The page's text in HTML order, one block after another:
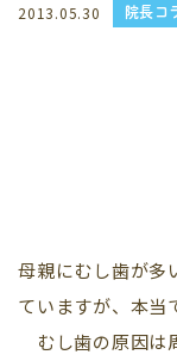
2013.05.30 院長コ
母親にむし歯が多
ていますが、本当
むし歯の原因は